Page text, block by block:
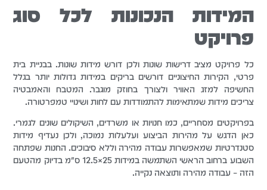
המידות הנכונות לכל סוג
פרויקט
כל פרויקט מציב דרישות שונות ולכן דורש מידות שונות. בבניית בית
פרטי, הקירות החיצוניים דורשים בריקים במידות גדולות יותר בגלל
החשיפה למזג האוויר ולצורך בחוזק מוגבר. המטבח והאמבטיה
צריכים מידות שמתאימות להתמודדות עם לחות ושינויי טמפרטורה.
בפרויקטים מסחריים, כמו חנויות או משרדים, השיקולים שונים לגמרי.
כאן הדגש על מהירות הביצוע ועלעלות נמוכה, ולכן נעדיף מידות
סטנדרטיות שמאפשרות עבודה מהירה וללא סיבוכים. החנות שפתחה
השבוע ברחוב הראשי השתמשה במידות 25×12.5 ס"מ בדיוק מהטעם
הזה – עבודה מהירה ותוצאה נקייה.